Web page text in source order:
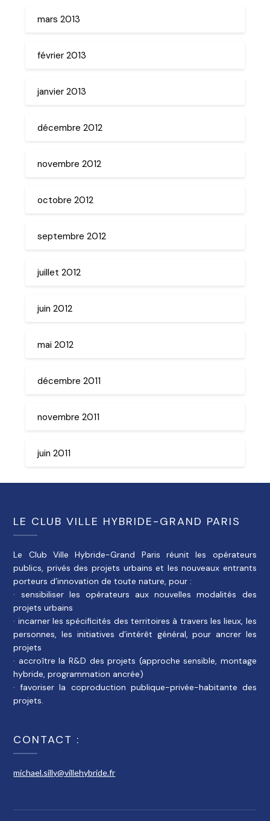
mars 2013
février 2013
janvier 2013
décembre 2012
novembre 2012
octobre 2012
septembre 2012
juillet 2012
juin 2012
mai 2012
décembre 2011
novembre 2011
juin 2011
LE CLUB VILLE HYBRIDE-GRAND PARIS
Le Club Ville Hybride-Grand Paris réunit les opérateurs
publics, privés des projets urbains et les nouveaux entrants
porteurs d’innovation de toute nature, pour :
· sensibiliser les opérateurs aux nouvelles modalités des
projets urbains
· incarner les spécificités des territoires à travers les lieux, les
personnes, les initiatives d’intérêt général, pour ancrer les
projets
· accroître la R&D des projets (approche sensible, montage
hybride, programmation ancrée)
· favoriser la coproduction publique-privée-habitante des
projets.
CONTACT :
michael.silly@villehybride.fr